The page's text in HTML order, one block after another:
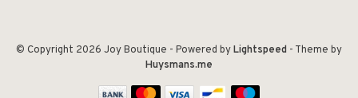
© Copyright 2026 Joy Boutique - Powered byLightspeed - Theme by
Huysmans.me